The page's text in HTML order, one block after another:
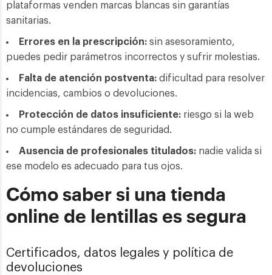
plataformas venden marcas blancas sin garantías
sanitarias.
Errores en la prescripción: sin asesoramiento,
puedes pedir parámetros incorrectos y sufrir molestias.
Falta de atención postventa: dificultad para resolver
incidencias, cambios o devoluciones.
Protección de datos insuficiente: riesgo si la web
no cumple estándares de seguridad.
Ausencia de profesionales titulados: nadie valida si
ese modelo es adecuado para tus ojos.
Cómo saber si una tienda
online de lentillas es segura
Certificados, datos legales y política de
devoluciones